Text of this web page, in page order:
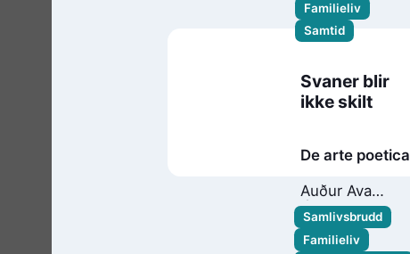
Familieliv
Samtid
Svaner blir
ikke skilt
De arte poetica
Auður Ava
Ólafsdóttir
Samlivsbrudd
Familieliv